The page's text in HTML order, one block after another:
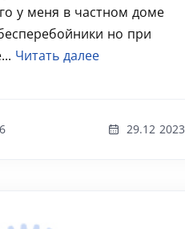
у меня в частном доме
но при
Читать далее
29.12 2023